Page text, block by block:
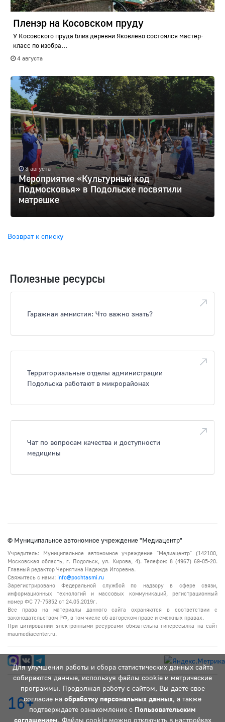
Пленэр на Косовском пруду
У Косовского пруда близ деревни Яковлево состоялся мастер-
класс по изобра...
4 августа
3 августа
Мероприятие «Культурный код
Подмосковья» в Подольске посвятили
матрешке
Возврат к списку
Полезные ресурсы
Гаражная амнистия: Что важно знать?
Территориальные отделы администрации
Подольска работают в микрорайонах
Чат по вопросам качества и доступности
медицины
Для улучшения работы и сбора статистических данных сайта
собираются данные, используя файлы cookie и метрические
программы. Продолжая работу с сайтом, Вы даете свое
согласие на обработку персональных данных, а также
подтверждаете ознакомление с Пользовательским
соглашением. Файлы cookie можно отключить в настройках
© Муниципальное автономное учреждение "Медиацентр"
Учредитель: Муниципальное автономное учреждение "Медиацентр" (142100,
Московская область, г. Подольск, ул. Кирова, 4). Телефон: 8 (4967) 69-05-20.
Главный редактор Чернятина Надежда Игоревна.
Свяжитесь с нами: info@pochtasmi.ru
Зарегистрировано Федеральной службой по надзору в сфере связи,
информационных технологий и массовых коммуникаций, регистрационный
номер ФС 77-75852 от 24.05.2019г.
Все права на материалы данного сайта охраняются в соответствии с
законодательством РФ, в том числе об авторском праве и смежных правах.
При цитировании электронными ресурсами обязательна гиперссылка на сайт
maumediacenter.ru.
16+